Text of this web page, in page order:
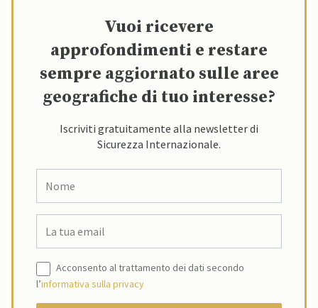
Vuoi ricevere
approfondimenti e restare
sempre aggiornato sulle aree
geografiche di tuo interesse?
Iscriviti gratuitamente alla newsletter di
Sicurezza Internazionale.
Acconsento al trattamento dei dati secondo
l’informativa sulla privacy